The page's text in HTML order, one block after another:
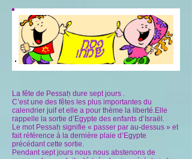
La fête de Pessaḥ dure sept jours .
C’est une des fêtes les plus importantes du
calendrier juif et elle a pour thème la liberté.Elle
rappelle la sortie d’Egypte des enfants d’Israël.
Le mot Pessaḥ signifie « passer par au-dessus » et
fait référence à la dernière plaie d’Egypte
précédant cette sortie.
Pendant sept jours nous nous abstenons de